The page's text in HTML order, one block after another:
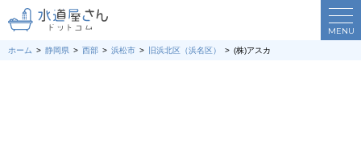
MENU
ホーム 静岡県 西部 浜松市 旧浜北区（浜名区） (株)アスカ